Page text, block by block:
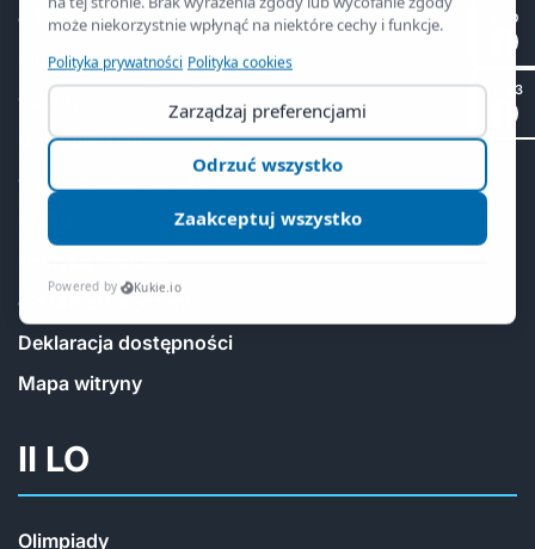
e-legitymacja
mLegitymacja
Obiady
Ubezpieczenia
Gabinet dentystyczny
ePUAP eDoręczenia
Deklaracja dostępności
Mapa witryny
II LO
Olimpiady
II LO
SP 53